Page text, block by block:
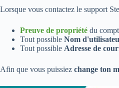
Lorsque vous contactez le support
Preuve de propriété du
Tout possible Nom
Tout possible Adresse de
Afin que vous puissiez change ton